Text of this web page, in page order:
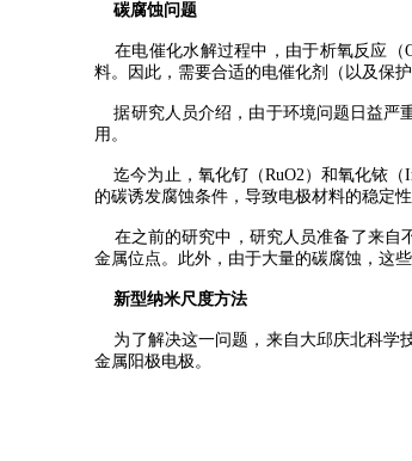
碳腐蚀问题
在电催化水解过程中，由于析氧反应（
料。因此，需要合适的电催化剂（以及保
据研究人员介绍，由于环境问题日益严
用。
迄今为止，氧化钌（RuO2）和氧化铱（
的碳诱发腐蚀条件，导致电极材料的稳定
在之前的研究中，研究人员准备了来自
金属位点。此外，由于大量的碳腐蚀，这
新型纳米尺度方法
为了解决这一问题，来自大邱庆北科学
金属阳极电极。